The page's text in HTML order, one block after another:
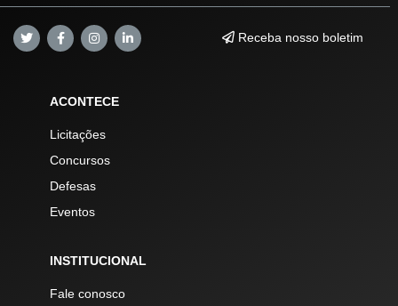
Receba nosso boletim
ACONTECE
Licitações
Concursos
Defesas
Eventos
INSTITUCIONAL
Fale conosco